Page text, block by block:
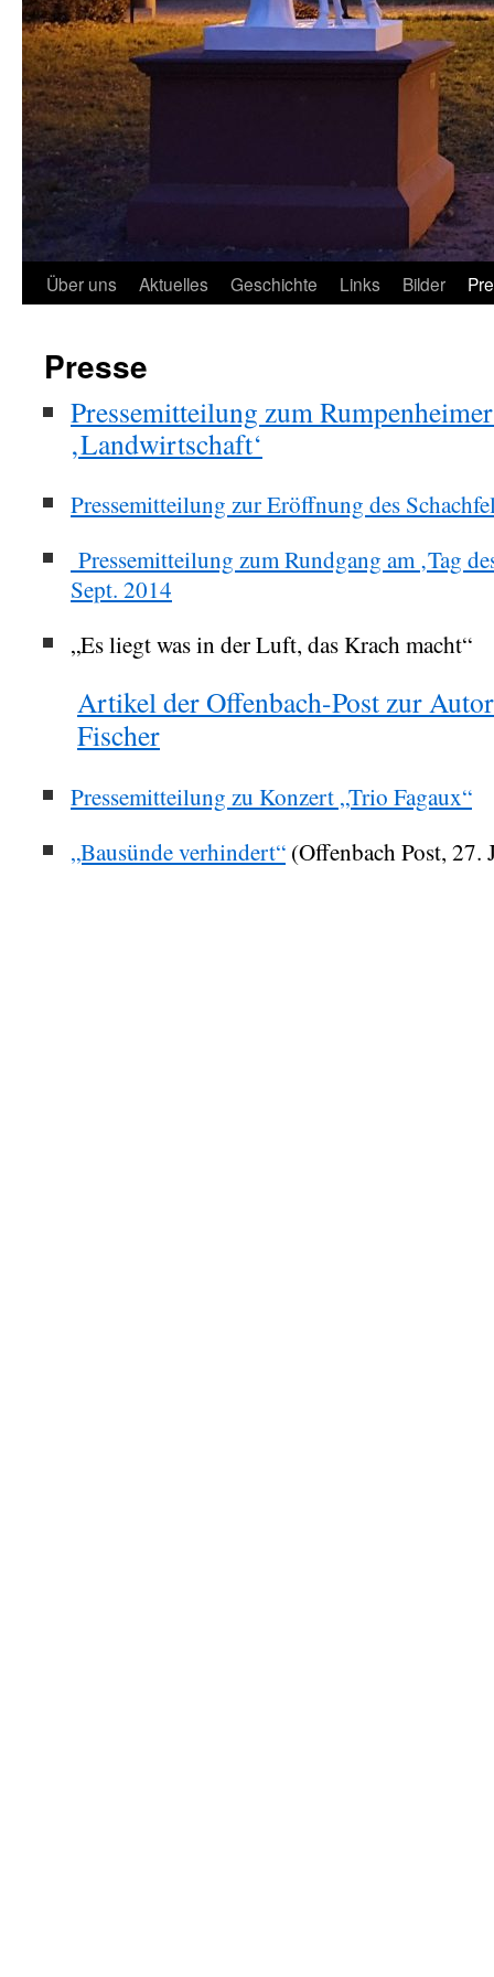
Über uns Aktuelles Geschichte Links Bilder
Presse
Pressemitteilung zum
‚Landwirtschaft‘
Pressemitteilung zur Eröffnung des
Pressemitteilung zum Rundgang am ‚Tag
Sept. 2014
„Es liegt was in der Luft, das Krach macht“
Artikel der Offenbach-Post zur
Fischer
Pressemitteilung zu Konzert „Trio Fagaux“
„Bausünde verhindert“ (Offenbach Post, 27.